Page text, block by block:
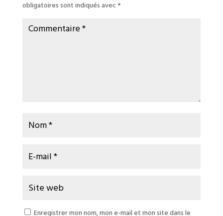
obligatoires sont indiqués avec *
Enregistrer mon nom, mon e-mail et mon site dans le